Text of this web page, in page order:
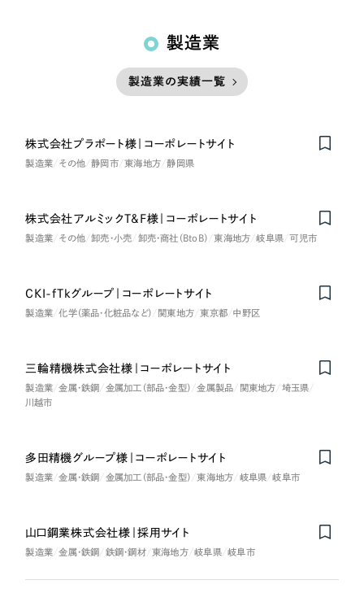
製造業
製造業の実績一覧
株式会社プラポート様｜コーポレートサイト
製造業 その他 静岡市 東海地方 静岡県
株式会社アルミックT&F様｜コーポレートサイト
製造業 その他 卸売・小売 卸売・商社（BtoB） 東海地方 岐阜県 可児市
CKI-fTkグループ｜コーポレートサイト
製造業 化学（薬品・化粧品など） 関東地方 東京都 中野区
三輪精機株式会社様｜コーポレートサイト
製造業 金属・鉄鋼 金属加工（部品・金型） 金属製品 関東地方
埼玉県
川越市
多田精機グループ様｜コーポレートサイト
製造業 金属・鉄鋼 金属加工（部品・金型） 東海地方 岐阜県 岐阜市
山口鋼業株式会社様｜採用サイト
製造業 金属・鉄鋼 鉄鋼・鋼材 東海地方 岐阜県 岐阜市